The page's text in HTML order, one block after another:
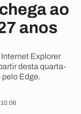
ao
anos
Explorer
desta quarta-
pelo Edge.